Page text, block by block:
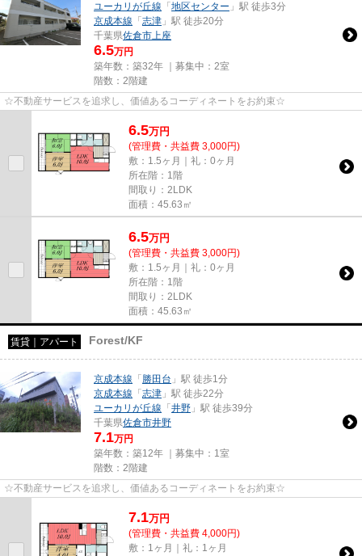
ユーカリが丘線 「 地区センター 」駅 徒歩3分
京成本線 「 志津 」駅 徒歩20分
千葉県佐倉市上座
6.5万円
築年数：築32年 ｜募集中： 2室
階数：2階建
☆不動産サービスを追求し、価値あるコーディネートをお約束☆
6.5万円
(管理費・共益費 3,000円)
敷：1.5ヶ月｜礼：0ヶ月
所在階：1階
間取り：2LDK
面積：45.63㎡
6.5万円
(管理費・共益費 3,000円)
敷：1.5ヶ月｜礼：0ヶ月
所在階：1階
間取り：2LDK
面積：45.63㎡
賃貸｜アパート Forest/KF
京成本線 「 勝田台 」駅 徒歩1分
京成本線 「 志津 」駅 徒歩22分
ユーカリが丘線 「 井野 」駅 徒歩39分
千葉県佐倉市井野
7.1万円
築年数：築12年 ｜募集中： 1室
階数：2階建
☆不動産サービスを追求し、価値あるコーディネートをお約束☆
7.1万円
(管理費・共益費 4,000円)
敷：1ヶ月｜礼：1ヶ月